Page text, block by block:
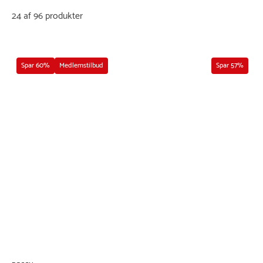
24 af 96 produkter
Spar 60% Medlemstilbud Spar 57%